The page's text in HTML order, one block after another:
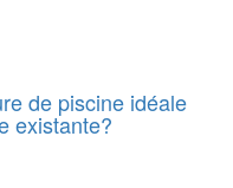
de piscine idéale
existante?